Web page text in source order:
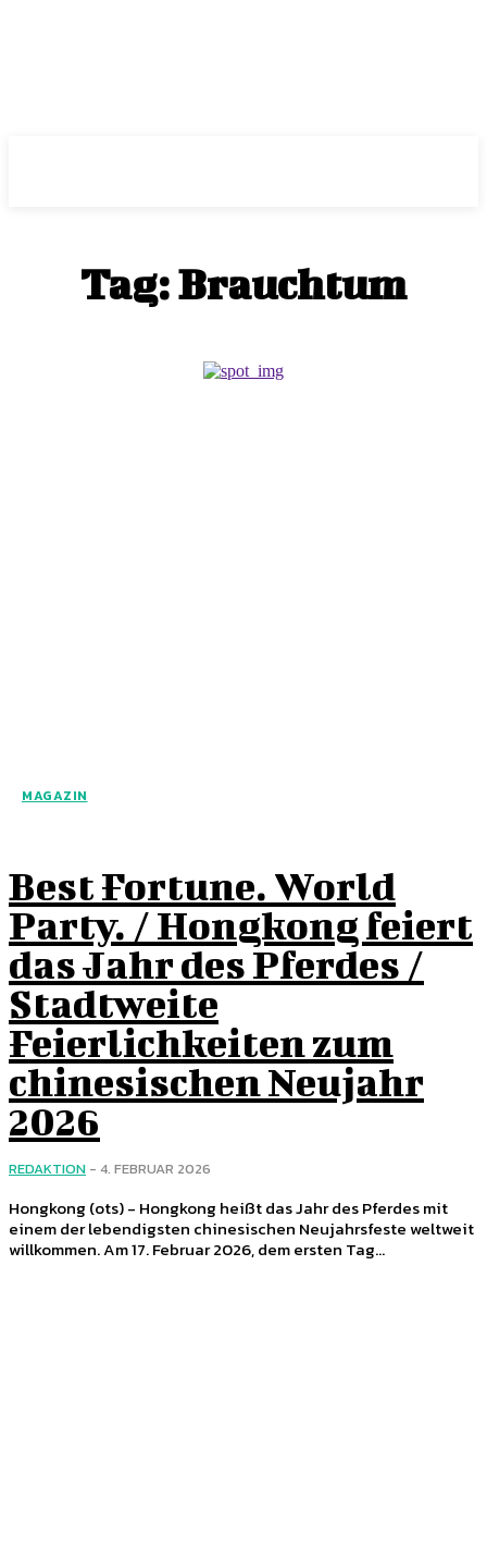
Tag:Brauchtum
MAGAZIN
Best Fortune. World
Party. / Hongkong feiert
das Jahr des Pferdes /
Stadtweite
Feierlichkeiten zum
chinesischen Neujahr
2026
REDAKTION - 4. FEBRUAR 2026
Hongkong (ots) - Hongkong heißt das Jahr des Pferdes mit
einem der lebendigsten chinesischen Neujahrsfeste weltweit
willkommen. Am 17. Februar 2026, dem ersten Tag...